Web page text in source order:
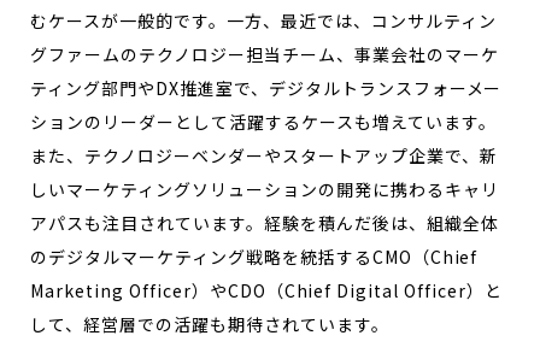
むケースが一般的です。一方、最近では、コンサルティン
グファームのテクノロジー担当チーム、事業会社のマーケ
ティング部門やDX推進室で、デジタルトランスフォーメー
ションのリーダーとして活躍するケースも増えています。
また、テクノロジーベンダーやスタートアップ企業で、新
しいマーケティングソリューションの開発に携わるキャリ
アパスも注目されています。経験を積んだ後は、組織全体
のデジタルマーケティング戦略を統括するCMO（Chief
Marketing Officer）やCDO（Chief Digital Officer）と
して、経営層での活躍も期待されています。